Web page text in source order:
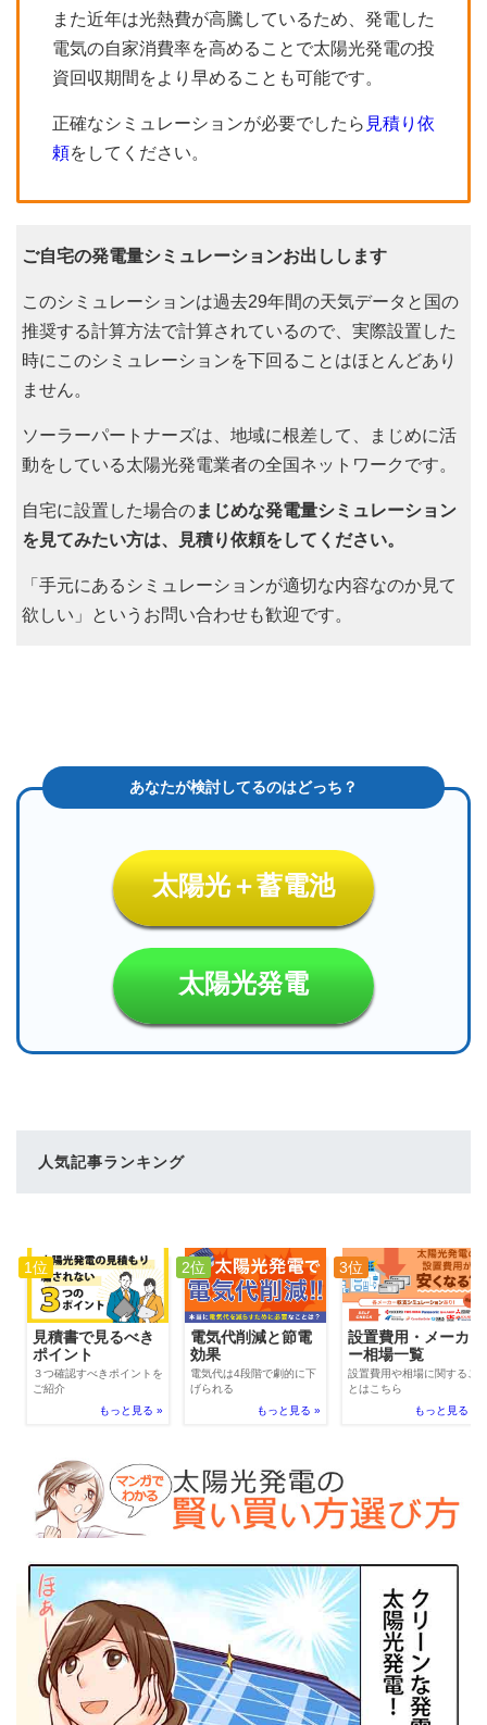
また近年は光熱費が高騰しているため、発電した
電気の自家消費率を高めることで太陽光発電の投
資回収期間をより早めることも可能です。
正確なシミュレーションが必要でしたら 見積り依
頼をしてください。
ご自宅の発電量シミュレーションお出しします
このシミュレーションは過去29年間の天気データと国の
推奨する計算方法で計算されているので、実際設置した
時にこのシミュレーションを下回ることはほとんどあり
ません。
ソーラーパートナーズは、地域に根差して、まじめに活
動をしている太陽光発電業者の全国ネットワークです。
自宅に設置した場合のまじめな発電量シミュレーション
を見てみたい方は、見積り依頼をしてください。
「手元にあるシミュレーションが適切な内容なのか見て
欲しい」というお問い合わせも歓迎です。
太陽光＋蓄電池
太陽光発電
人気記事ランキング
1位
見積書で見るべき
ポイント
３つ確認すべきポイントを
ご紹介
もっと見る »
2位
電気代削減と節電
効果
電気代は4段階で劇的に下
げられる
もっと見る »
3位
設置費用・メーカ
ー相場一覧
設置費用や相場に関するこ
とはこちら
もっと見る »